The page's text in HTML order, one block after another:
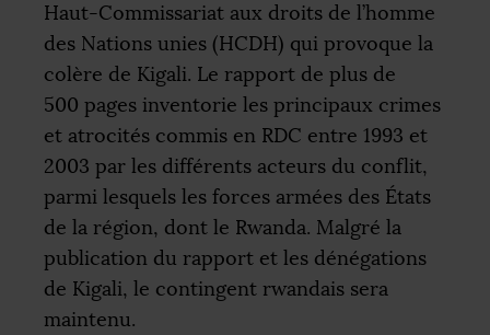
Haut-Commissariat aux droits de l’homme
des Nations unies (HCDH) qui provoque la
colère de Kigali. Le rapport de plus de
500 pages inventorie les principaux crimes
et atrocités commis en RDC entre 1993 et
2003 par les différents acteurs du conflit,
parmi lesquels les forces armées des États
de la région, dont le Rwanda. Malgré la
publication du rapport et les dénégations
de Kigali, le contingent rwandais sera
maintenu.